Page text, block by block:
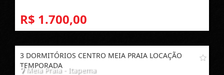
R$ 1.700,00
3 DORMITÓRIOS CENTRO MEIA PRAIA LOCAÇÃO
TEMPORADA
Meia Praia - Itapema